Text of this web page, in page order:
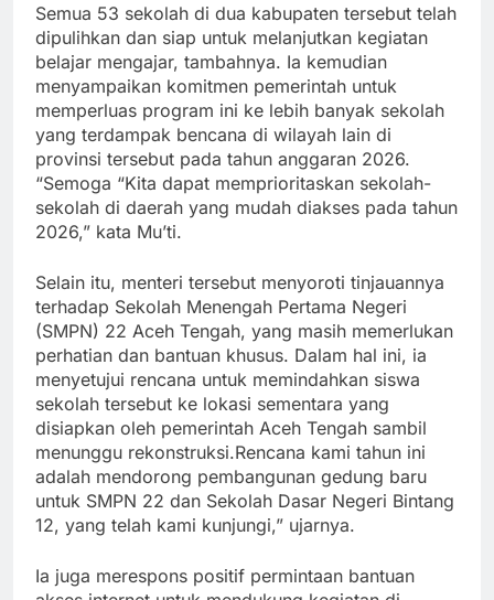
Semua 53 sekolah di dua kabupaten tersebut telah
dipulihkan dan siap untuk melanjutkan kegiatan
belajar mengajar, tambahnya. Ia kemudian
menyampaikan komitmen pemerintah untuk
memperluas program ini ke lebih banyak sekolah
yang terdampak bencana di wilayah lain di
provinsi tersebut pada tahun anggaran 2026.
“Semoga “Kita dapat memprioritaskan sekolah-
sekolah di daerah yang mudah diakses pada tahun
2026,” kata Mu’ti.
Selain itu, menteri tersebut menyoroti tinjauannya
terhadap Sekolah Menengah Pertama Negeri
(SMPN) 22 Aceh Tengah, yang masih memerlukan
perhatian dan bantuan khusus. Dalam hal ini, ia
menyetujui rencana untuk memindahkan siswa
sekolah tersebut ke lokasi sementara yang
disiapkan oleh pemerintah Aceh Tengah sambil
menunggu rekonstruksi.Rencana kami tahun ini
adalah mendorong pembangunan gedung baru
untuk SMPN 22 dan Sekolah Dasar Negeri Bintang
12, yang telah kami kunjungi,” ujarnya.
Ia juga merespons positif permintaan bantuan